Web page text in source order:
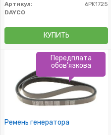
Артикул:
6PK1725
DAYCO
КУПИТЬ
Ремень генератора
Передплата
обов'язкова